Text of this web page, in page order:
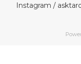
Instagram /